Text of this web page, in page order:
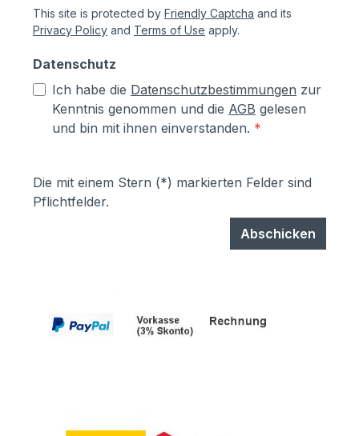
This site is protected by Friendly Captcha and its
Privacy Policy and Terms of Use apply.
Datenschutz
Ich habe die Datenschutzbestimmungen zur
Kenntnis genommen und die AGB gelesen
und bin mit ihnen einverstanden. *
Die mit einem Stern (*) markierten Felder sind
Pflichtfelder.
Abschicken